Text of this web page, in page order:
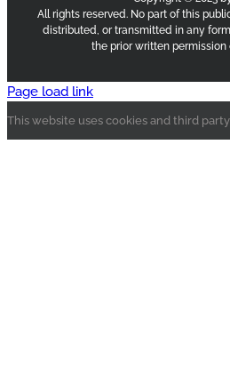
All rights reserved. No part of this
distributed, or transmitted in any
the prior written permission
Page load link
This website uses cookies and third